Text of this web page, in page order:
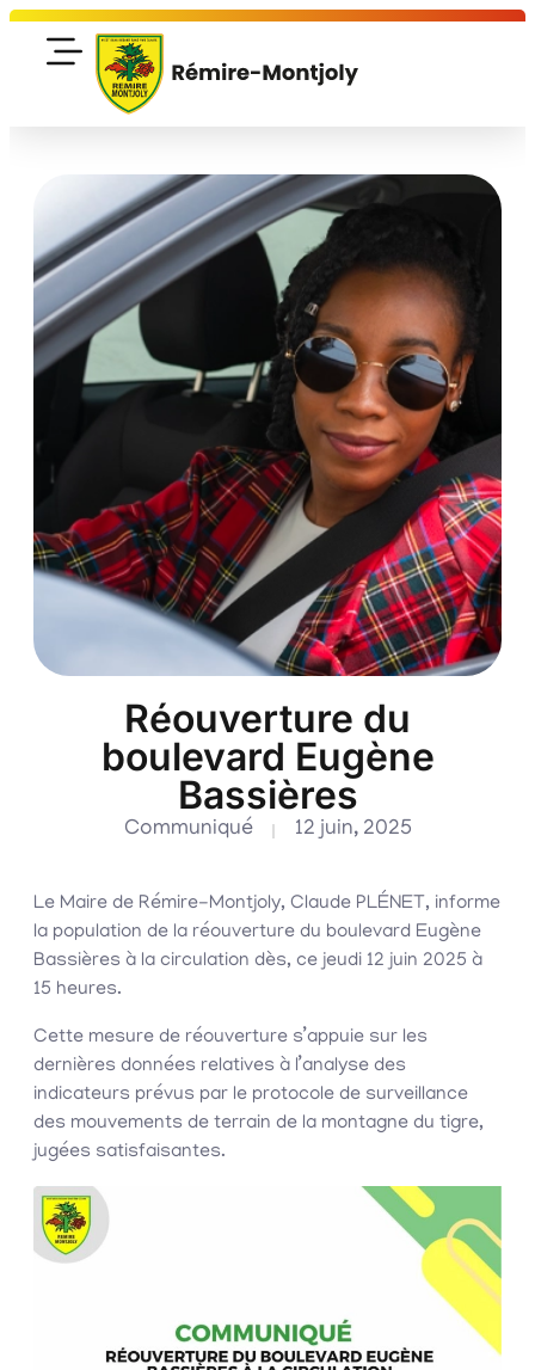
Réouverture du
boulevard Eugène
Bassières
Communiqué 12 juin, 2025
Le Maire de Rémire-Montjoly, Claude PLÉNET, informe
la population de la réouverture du boulevard Eugène
Bassières à la circulation dès, ce jeudi 12 juin 2025 à
15 heures.
Cette mesure de réouverture s’appuie sur les
dernières données relatives à l’analyse des
indicateurs prévus par le protocole de surveillance
des mouvements de terrain de la montagne du tigre,
jugées satisfaisantes.